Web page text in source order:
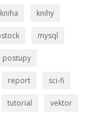
kniha knihy
mysql
postupy
report sci-fi
tutorial vektor